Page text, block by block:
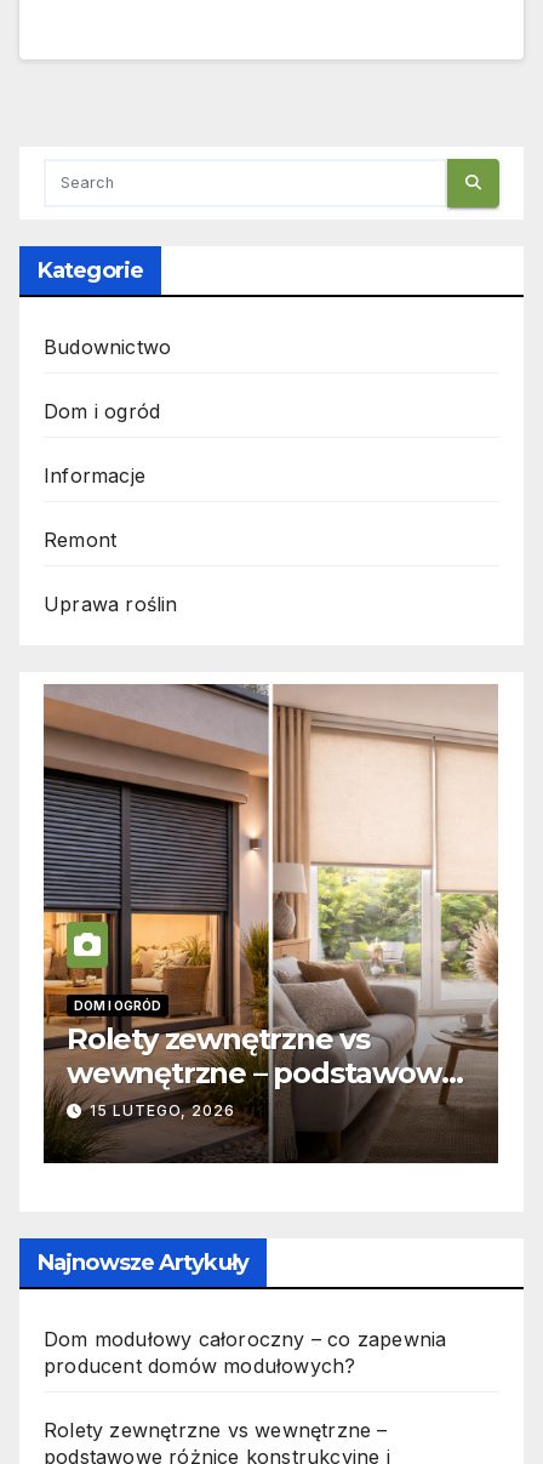
Kategorie
Budownictwo
Dom i ogród
Informacje
Remont
Uprawa roślin
vs
i
INFORMACJE
Zabicie owada a
odpowiedzialność
jak wygląda to w
19 PAŹDZIERNIKA, 2025
Najnowsze Artykuły
Dom modułowy całoroczny – co zapewnia
producent domów modułowych?
Rolety zewnętrzne vs wewnętrzne –
podstawowe różnice konstrukcyjne i